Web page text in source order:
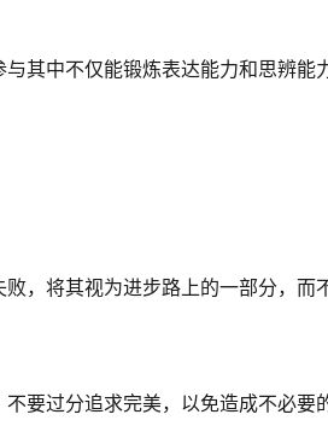
其中不仅能锻炼表达能力和思辨能
，将其视为进步路上的一部分，而
要过分追求完美，以免造成不必要